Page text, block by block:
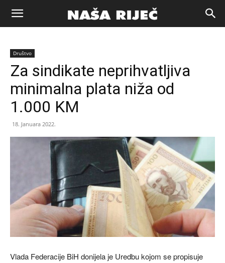
Naša
riječ
Zenica
Društvo
Za sindikate neprihvatljiva
minimalna plata niža od
1.000 KM
18. Januara 2022.
Vlada Federacije BiH donijela je Uredbu kojom se propisuje